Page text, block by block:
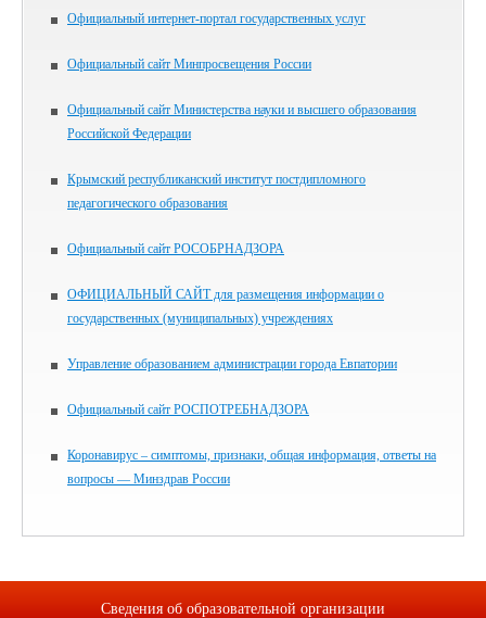
Официальный интернет-портал государственных услуг
Официальный сайт Минпросвещения России
Официальный сайт Министерства науки и высшего образования
Российской Федерации
Крымский республиканский институт постдипломного
педагогического образования
Официальный сайт РОСОБРНАДЗОРА
ОФИЦИАЛЬНЫЙ САЙТ для размещения информации о
государственных (муниципальных) учреждениях
Управление образованием администрации города Евпатории
Официальный сайт РОСПОТРЕБНАДЗОРА
Коронавирус – симптомы, признаки, общая информация, ответы на
вопросы — Минздрав России
Сведения об образовательной организации